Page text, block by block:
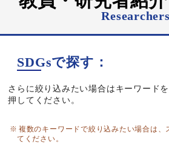
Researchers
SDGsで探す：
さらに絞り込みたい場合はキーワード
押してください。
複数のキーワードで絞り込みたい場合は、
てください。